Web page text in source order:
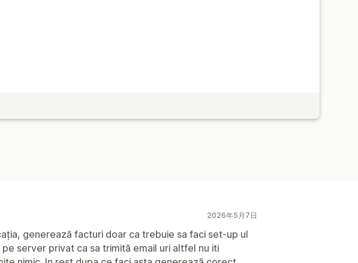
2026年5月7日
generează facturi doar ca trebuie sa faci set-up ul
server privat ca sa trimită email uri altfel nu iti